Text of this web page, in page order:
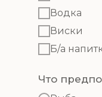
Водка
Виски
Б/а
Что